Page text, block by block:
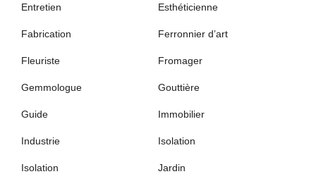
Entretien Esthéticienne
Fabrication Ferronnier d’art
Fleuriste Fromager
Gemmologue Gouttière
Guide Immobilier
Industrie Isolation
Isolation Jardin